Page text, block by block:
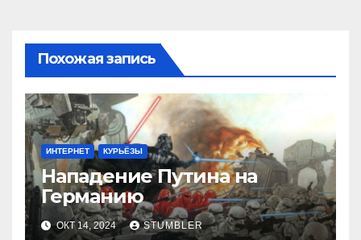
Похожая запись
ИНТЕРНЕТ КУРЬЁЗЫ
Нападение Путина на
Германию
ОКТ 14, 2024 STUMBLER